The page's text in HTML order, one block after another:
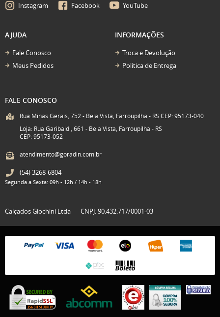
Instagram Facebook YouTube
AJUDA
Fale Conosco
Meus Pedidos
INFORMAÇÕES
Troca e Devolução
Política de Entrega
FALE CONOSCO
Rua Minas Gerais, 752 - Bela Vista, Farroupilha - RS CEP: 95173-040
Loja: Rua Garibaldi, 661 - Bela Vista, Farroupilha - RS
CEP: 95173-052
atendimento@goradin.com.br
(54)3268-6804
Segunda a Sexta: 09h - 12h / 14h - 18h
Calçados Giochini Ltda CNPJ: 90.432.717/0001-03